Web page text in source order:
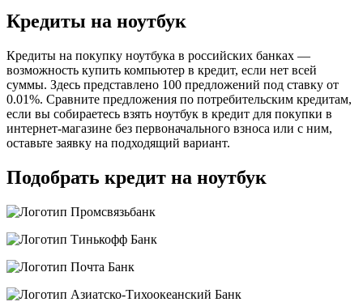
Кредиты на ноутбук
Кредиты на покупку ноутбука в российских банках —
возможность купить компьютер в кредит, если нет всей
суммы. Здесь представлено 100 предложений под ставку от
0.01%. Сравните предложения по потребительским кредитам,
если вы собираетесь взять ноутбук в кредит для покупки в
интернет-магазине без первоначального взноса или с ним,
оставьте заявку на подходящий вариант.
Подобрать кредит на ноутбук